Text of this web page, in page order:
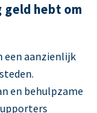
geld hebt om
een aanzienlijk
en behulpzame